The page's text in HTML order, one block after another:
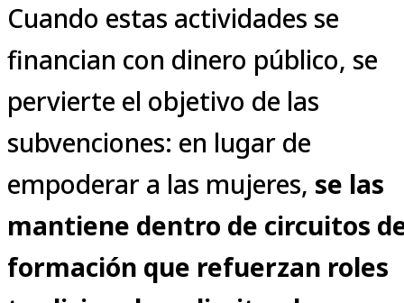
Cuando estas actividades se
financian con dinero público, se
pervierte el objetivo de las
subvenciones: en lugar de
empoderar a las mujeres, se las
mantiene dentro de circuitos
formación que refuerzan roles